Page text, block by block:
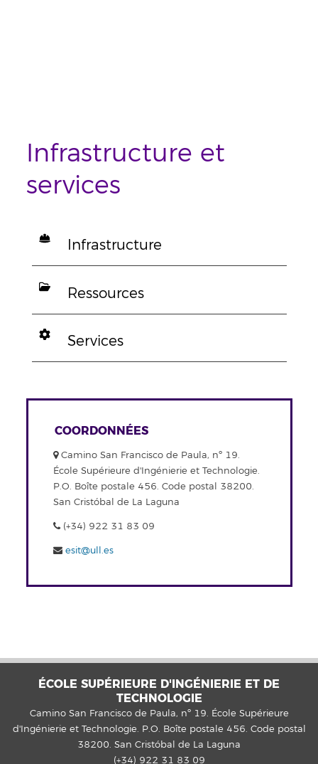
Infrastructure et
services
Infrastructure
Ressources
Services
COORDONNÉES
Camino San Francisco de Paula, nº 19.
École Supérieure d'Ingénierie et Technologie.
P.O. Boîte postale 456. Code postal 38200.
San Cristóbal de La Laguna
(+34) 922 31 83 09
esit@ull.es
ÉCOLE SUPÉRIEURE D'INGÉNIERIE ET DE
TECHNOLOGIE
Camino San Francisco de Paula, nº 19. École Supérieure
d'Ingénierie et Technologie. P.O. Boîte postale 456. Code postal
38200. San Cristóbal de La Laguna
(+34) 922 31 83 09